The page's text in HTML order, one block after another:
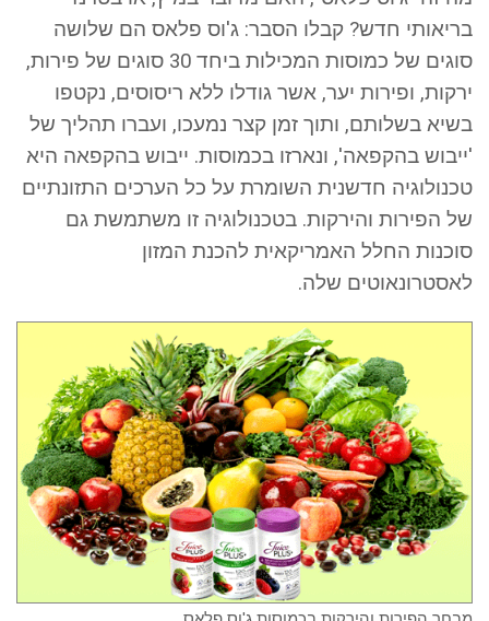
בריאותי חדש? קבלו הסבר: ג'וס פלאס הם שלושה
סוגים של כמוסות המכילות ביחד 30 סוגים של פירות,
ירקות, ופירות יער, אשר גודלו ללא ריסוסים, נקטפו
בשיא בשלותם, ותוך זמן קצר נמעכו, ועברו תהליך של
'ייבוש בהקפאה', ונארזו בכמוסות. ייבוש בהקפאה היא
טכנולוגיה חדשנית השומרת על כל הערכים התזונתיים
של הפירות והירקות. בטכנולוגיה זו משתמשת גם
סוכנות החלל האמריקאית להכנת המזון
לאסטרונאוטים שלה.